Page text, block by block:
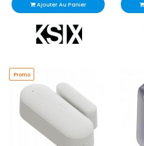
Ajouter Au Panier
Promo